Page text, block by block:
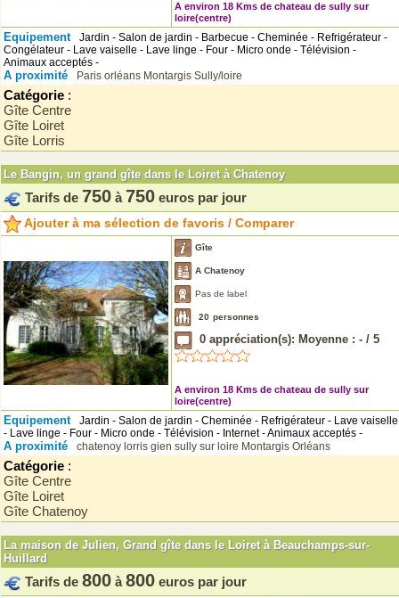
A environ 18 Kms de chateau de sully sur
loire(centre)
Equipement
Jardin - Salon de jardin - Barbecue - Cheminée - Refrigérateur -
Congélateur - Lave vaiselle - Lave linge - Four - Micro onde - Télévision -
Animaux acceptés -
A proximité Paris orléans Montargis Sully/loire
Catégorie :
Gîte Centre
Gîte Loiret
Gîte Lorris
Le Bangin, un grand gîte dans le Loiret à Chatenoy
Tarifs de 750 à 750 euros par jour
Ajouter à ma sélection de favoris / Comparer
Gîte
A Chatenoy
Pas de label
20 personnes
0 appréciation(s): Moyenne : - / 5
A environ 18 Kms de chateau de sully sur
loire(centre)
Equipement
Jardin - Salon de jardin - Cheminée - Refrigérateur - Lave vaiselle
- Lave linge - Four - Micro onde - Télévision - Internet - Animaux acceptés -
A proximité chatenoy lorris gien sully sur loire Montargis Orléans
Catégorie :
Gîte Centre
Gîte Loiret
Gîte Chatenoy
La maison de Julien, Grand gîte dans le Loiret à Beauchamps-sur-
Huillard
Tarifs de 800 à 800 euros par jour